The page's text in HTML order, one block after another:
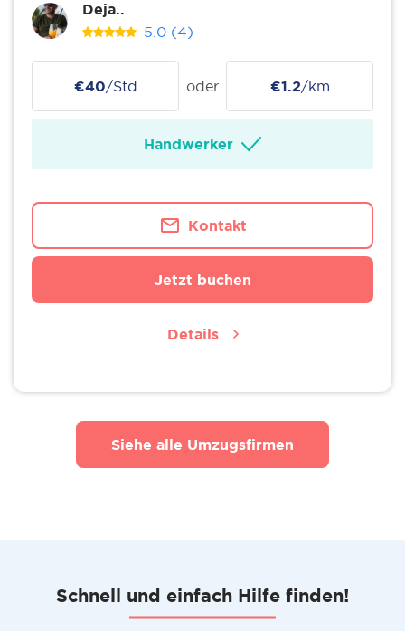
Deja..
5.0 (4)
€40/Std oder €1.2/km
Handwerker
Kontakt
Jetzt buchen
Details
Siehe alle Umzugsfirmen
Schnell und einfach Hilfe finden!